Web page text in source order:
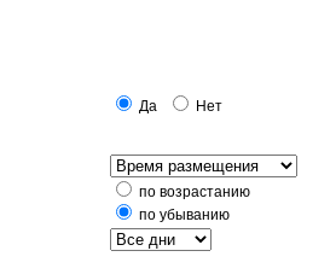
Да Нет
по возрастанию
по убыванию